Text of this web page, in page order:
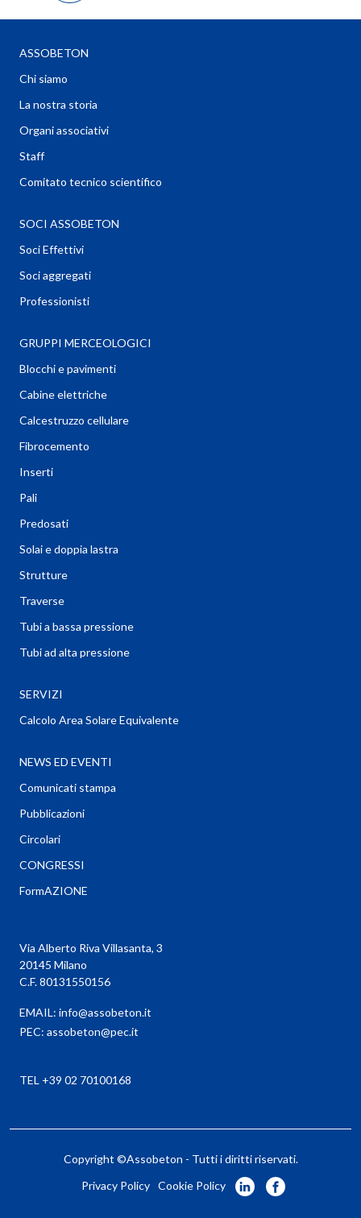
ASSOBETON
Chi siamo
La nostra storia
Organi associativi
Staff
Comitato tecnico scientifico
SOCI ASSOBETON
Soci Effettivi
Soci aggregati
Professionisti
GRUPPI MERCEOLOGICI
Blocchi e pavimenti
Cabine elettriche
Calcestruzzo cellulare
Fibrocemento
Inserti
Pali
Predosati
Solai e doppia lastra
Strutture
Traverse
Tubi a bassa pressione
Tubi ad alta pressione
SERVIZI
Calcolo Area Solare Equivalente
NEWS ED EVENTI
Comunicati stampa
Pubblicazioni
Circolari
CONGRESSI
FormAZIONE
Via Alberto Riva Villasanta, 3
20145 Milano
C.F. 80131550156
EMAIL: info@assobeton.it
PEC: assobeton@pec.it
TEL +39 02 70100168
Copyright ©Assobeton - Tutti i diritti riservati.
Privacy Policy Cookie Policy